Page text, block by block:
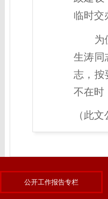
临时交
为
生涛同
志，按
不在时
（此
公开工作报告专栏